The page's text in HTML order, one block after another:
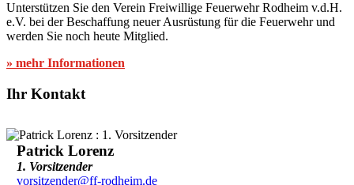
Unterstützen Sie den Verein Freiwillige Feuerwehr Rodheim v.d.H.
e.V. bei der Beschaffung neuer Ausrüstung für die Feuerwehr und
werden Sie noch heute Mitglied.
» mehr Informationen
Ihr Kontakt
Patrick Lorenz
1. Vorsitzender
vorsitzender@ff-rodheim.de